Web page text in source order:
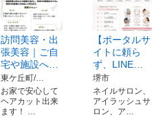
訪問美容・出
張美容｜ご自
宅や施設へ…
東ケ丘町/…
お家で安心して
ヘアカット出来
ます！ …
【ポータルサ
イトに頼ら
ず、LINE…
堺市
ネイルサロン、
アイラッシュサ
ロン、ア…